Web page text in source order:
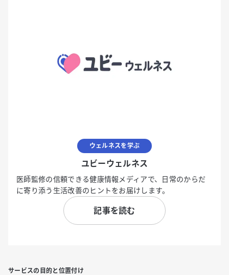
ウェルネスを学ぶ
ユビーウェルネス
医師監修の信頼できる健康情報メディアで、日常のからだ
に寄り添う生活改善のヒントをお届けします。
記事を読む
サービスの目的と位置付け